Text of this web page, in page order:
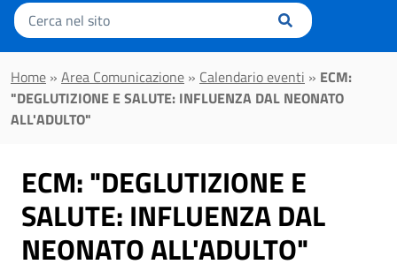
Inserisci
il
testo
da
cercare
Home » Area Comunicazione » Calendario eventi » ECM:
"DEGLUTIZIONE E SALUTE: INFLUENZA DAL NEONATO
ALL'ADULTO"
ECM: "DEGLUTIZIONE E
SALUTE: INFLUENZA DAL
NEONATO ALL'ADULTO"